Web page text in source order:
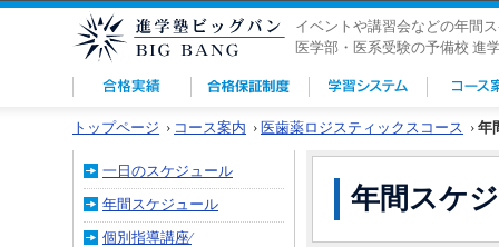
イベントや講習会などの年間
医学部・医系受験の予備校 進
トップページ › コース案内 › 医歯薬ロジスティックスコース › 年
年間スケ
一日のスケジュール
年間スケジュール
個別指導講座⁄